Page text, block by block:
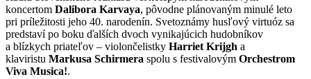
koncertom Dalibora Karvaya, pôvodne plánovaným minulé leto
pri príležitosti jeho 40. narodenín. Svetoznámy husľový virtuóz sa
predstaví po boku ďalších dvoch vynikajúcich hudobníkov
a blízkych priateľov – violončelistky Harriet Krijgh a
klaviristu Markusa Schirmera spolu s festivalovým Orchestrom
Viva Musica!.